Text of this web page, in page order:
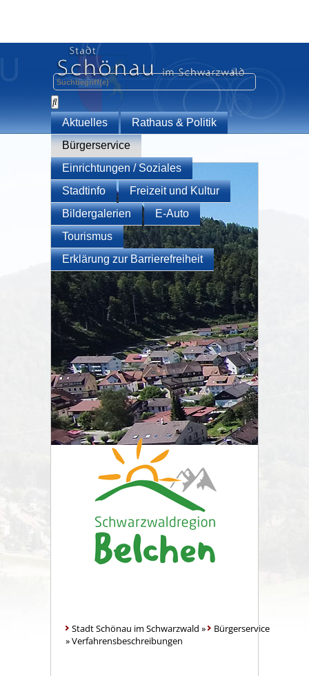
Aktuelles
Rathaus & Politik
Bürgerservice
Einrichtungen / Soziales
Stadtinfo
Freizeit und Kultur
Bildergalerien
E-Auto
Tourismus
Erklärung zur Barrierefreiheit
Stadt Schönau im Schwarzwald »
Bürgerservice
»Verfahrensbeschreibungen